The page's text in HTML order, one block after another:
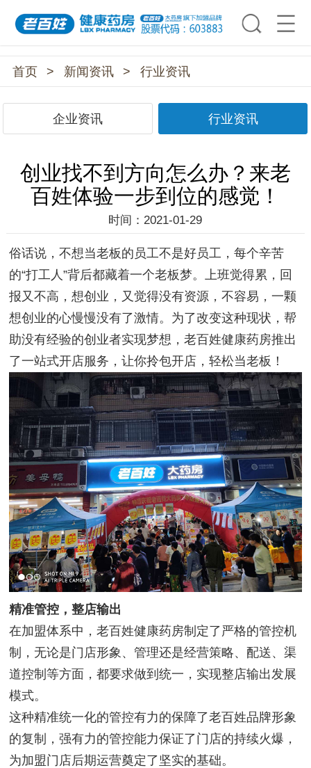
首页 > 新闻资讯 > 行业资讯
企业资讯 行业资讯
创业找不到方向怎么办？来老
百姓体验一步到位的感觉！
时间：2021-01-29
俗话说，不想当老板的员工不是好员工，每个辛苦
的“打工人”背后都藏着一个老板梦。上班觉得累，回
报又不高，想创业，又觉得没有资源，不容易，一颗
想创业的心慢慢没有了激情。为了改变这种现状，帮
助没有经验的创业者实现梦想，老百姓健康药房推出
了一站式开店服务，让你拎包开店，轻松当老板！
精准管控，整店输出
在加盟体系中，老百姓健康药房制定了严格的管控机
制，无论是门店形象、管理还是经营策略、配送、渠
道控制等方面，都要求做到统一，实现整店输出发展
模式。
这种精准统一化的管控有力的保障了老百姓品牌形象
的复制，强有力的管控能力保证了门店的持续火爆，
为加盟门店后期运营奠定了坚实的基础。